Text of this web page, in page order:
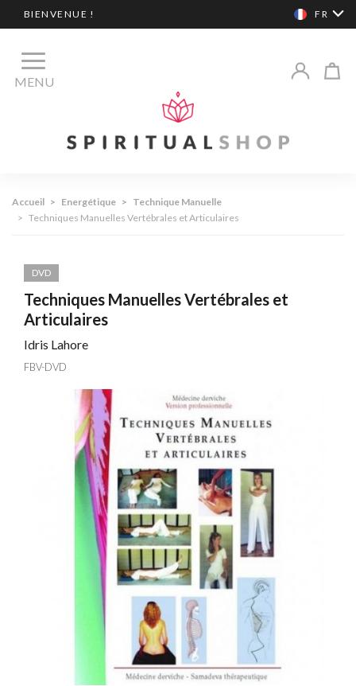
BIENVENUE ! FR
MENU
Accueil > Energétique > Technique Manuelle
> Techniques Manuelles Vertébrales et Articulaires
DVD
Techniques Manuelles Vertébrales et
Articulaires
Idris Lahore
FBV-DVD